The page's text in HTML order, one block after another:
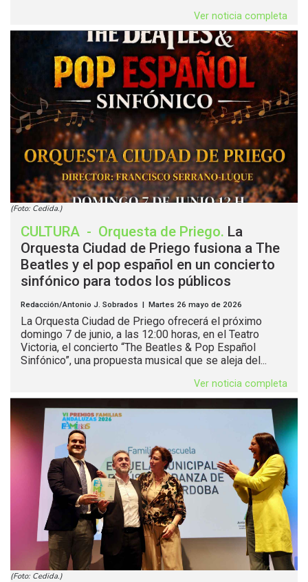
Ver noticia completa
(Foto: Cedida.)
CULTURA - Orquesta de Priego. La
Orquesta Ciudad de Priego fusiona a The
Beatles y el pop español en un concierto
sinfónico para todos los públicos
Redacción/Antonio J. Sobrados | Martes 26 mayo de 2026
La Orquesta Ciudad de Priego ofrecerá el próximo
domingo 7 de junio, a las 12:00 horas, en el Teatro
Victoria, el concierto “The Beatles & Pop Español
Sinfónico”, una propuesta musical que se aleja del...
Ver noticia completa
(Foto: Cedida.)